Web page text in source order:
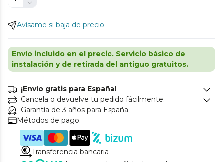
Avísame si baja de precio
Envío incluido en el precio. Servicio básico de
instalación y de retirada del antiguo gratuitos.
¡Envío gratis para España!
Cancela o devuelve tu pedido fácilmente.
Garantía de 3 años para España.
Métodos de pago.
Transferencia bancaria